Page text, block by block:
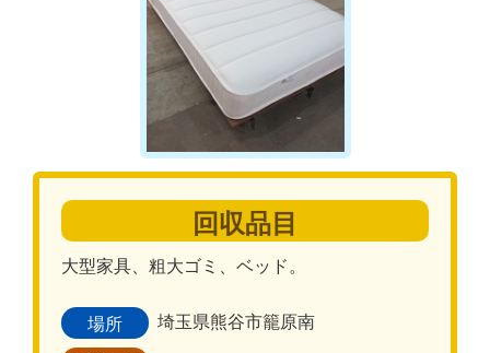
回収品目
大型家具、粗大ゴミ、ベッド。
場所 埼玉県熊谷市籠原南